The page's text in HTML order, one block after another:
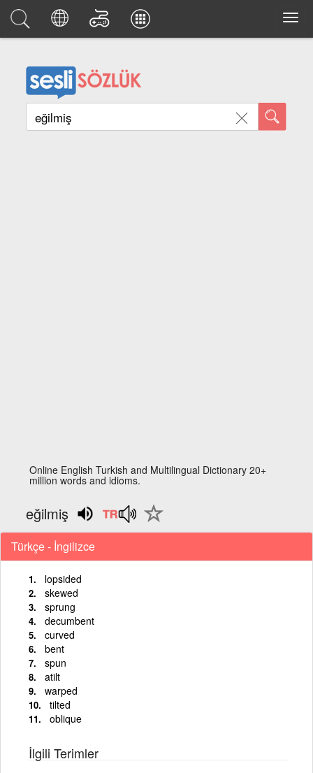
Online English Turkish and Multilingual Dictionary 20+
million words and idioms.
eğilmiş
Türkçe - İngilizce
lopsided
skewed
sprung
decumbent
curved
bent
spun
atilt
warped
tilted
oblique
İlgili Terimler